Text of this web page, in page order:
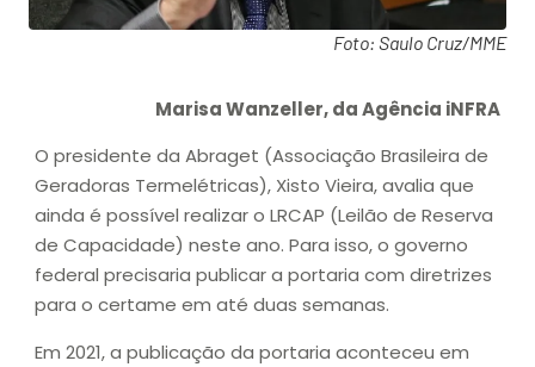
Foto: Saulo Cruz/MME
Marisa Wanzeller, da Agência iNFRA
O presidente da Abraget (Associação Brasileira de
Geradoras Termelétricas), Xisto Vieira, avalia que
ainda é possível realizar o LRCAP (Leilão de Reserva
de Capacidade) neste ano. Para isso, o governo
federal precisaria publicar a portaria com diretrizes
para o certame em até duas semanas.
Em 2021, a publicação da portaria aconteceu em